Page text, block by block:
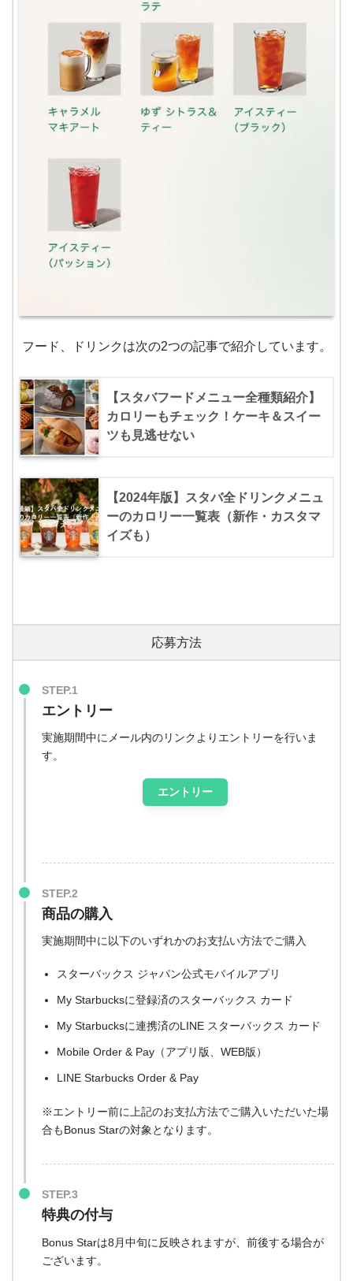
フード、ドリンクは次の2つの記事で紹介しています。
【スタバフードメニュー全種類紹介】
カロリーもチェック！ケーキ＆スイー
ツも見逃せない
【2024年版】スタバ全ドリンクメニュ
ーのカロリー一覧表（新作・カスタマ
イズも）
応募方法
STEP.1
エントリー
実施期間中にメール内のリンクよりエントリーを行いま
す。
エントリー
STEP.2
商品の購入
実施期間中に以下のいずれかのお支払い方法でご購入
スターバックス ジャパン公式モバイルアプリ
My Starbucksに登録済のスターバックス カード
My Starbucksに連携済のLINE スターバックス カード
Mobile Order & Pay（アプリ版、WEB版）
LINE Starbucks Order & Pay
※エントリー前に上記のお支払方法でご購入いただいた場
合もBonus Starの対象となります。
STEP.3
特典の付与
Bonus Starは8月中旬に反映されますが、前後する場合が
ございます。